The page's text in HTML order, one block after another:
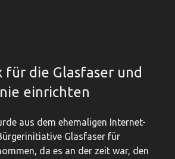
für die Glasfaser und
einrichten
aus dem ehemaligen Internet-
Glasfaser für
da es an der zeit war, den